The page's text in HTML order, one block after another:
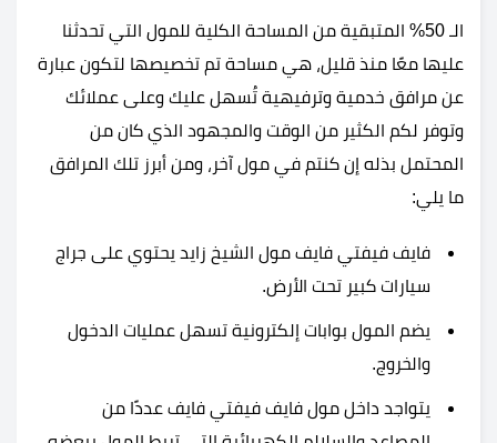
الـ 50% المتبقية من المساحة الكلية للمول التي تحدثنا
عليها معًا منذ قليل، هي مساحة تم تخصيصها لتكون عبارة
عن مرافق خدمية وترفيهية تُسهل عليك وعلى عملائك
وتوفر لكم الكثير من الوقت والمجهود الذي كان من
المحتمل بذله إن كنتم في مول آخر، ومن أبرز تلك المرافق
ما يلي:
فايف فيفتي فايف مول الشيخ زايد يحتوي على جراج
سيارات كبير تحت الأرض.
يضم المول بوابات إلكترونية تسهل عمليات الدخول
والخروج.
يتواجد داخل مول فايف فيفتي فايف عددًا من